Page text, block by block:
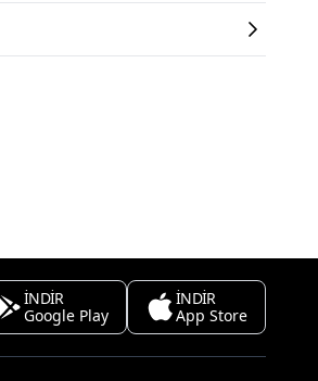
İNDİR
Google Play
İNDİR
App Store